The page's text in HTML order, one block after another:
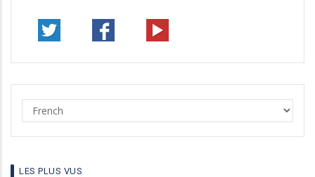
Select
your
language
LES PLUS VUS